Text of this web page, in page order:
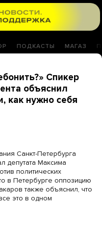
ПОДКАСТЫ МАГАЗ
Спикер
объяснил
как нужно себя
Санкт-Петербурга
депутата Максима
политических
в Петербурге оппозицию
также объяснил, что
это в одном